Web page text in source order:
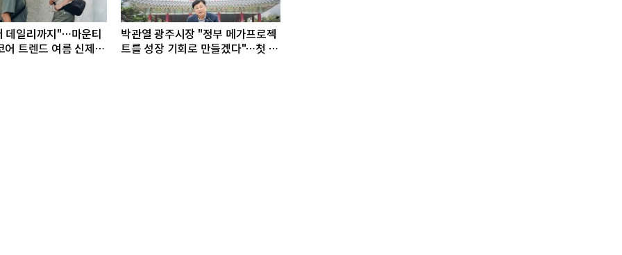
데일리까지"…마운티
어 트렌드 여름 신제품
박관열 광주시장 "정부 메가프로젝
트를 성장 기회로 만들겠다"…첫 시